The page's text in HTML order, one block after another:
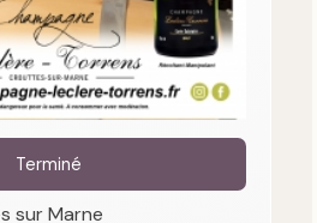
Terminé
sur Marne